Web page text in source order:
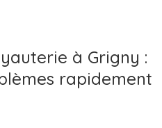
à Grigny :
rapidement